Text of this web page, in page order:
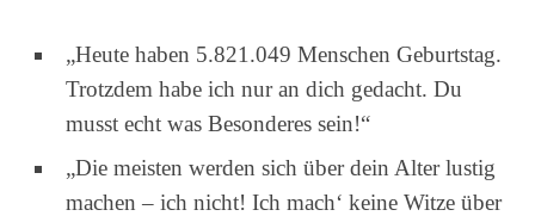
„Heute haben 5.821.049 Menschen Geburtstag.
Trotzdem habe ich nur an dich gedacht. Du
musst echt was Besonderes sein!“
„Die meisten werden sich über dein Alter lustig
machen – ich nicht! Ich mach‘ keine Witze über